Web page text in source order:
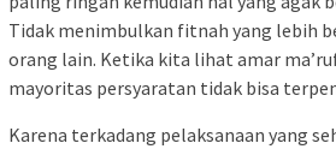
Tidak menimbulkan fitnah yang lebih
orang lain. Ketika kita lihat amar
mayoritas persyaratan tidak bisa
Karena terkadang pelaksanaan yang